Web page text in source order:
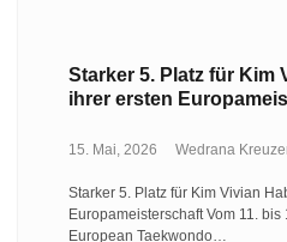
Starker 5. Platz für Kim
ihrer ersten
15. Mai, 2026 Wedrana
Starker 5. Platz für Kim Vivian
Europameisterschaft Vom 11.
European Taekwondo…